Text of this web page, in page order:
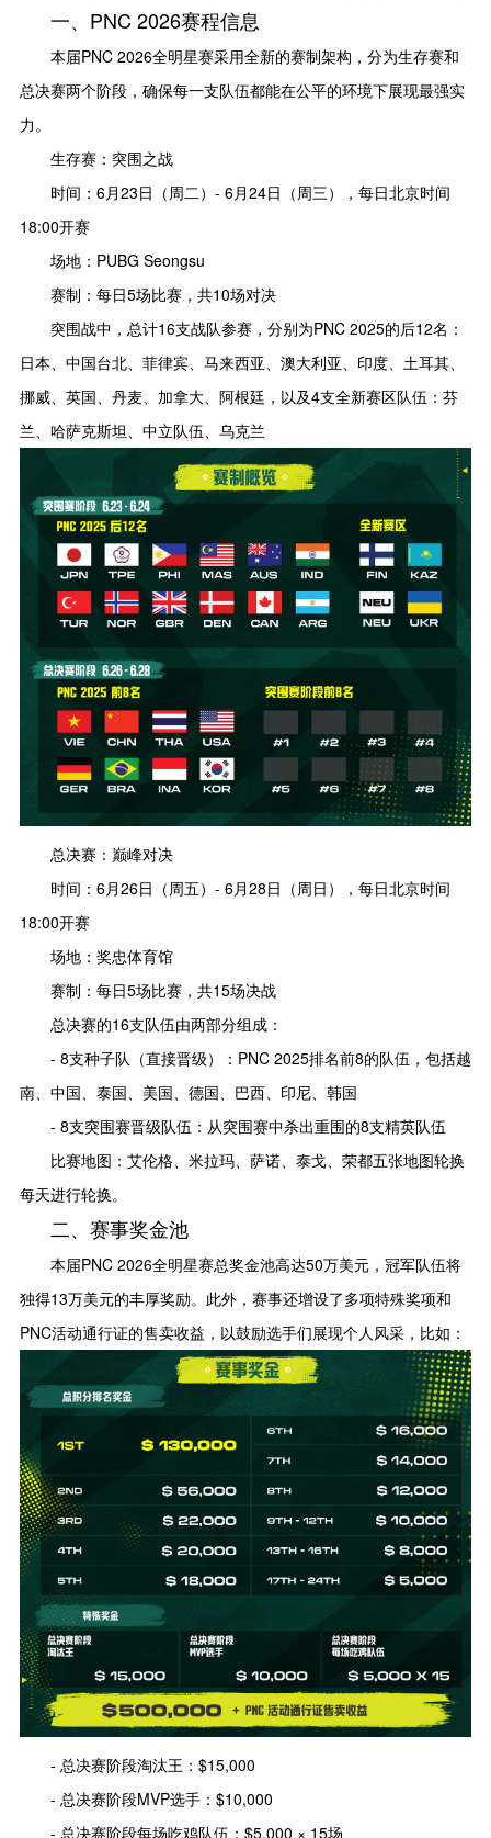
一、PNC 2026赛程信息
本届PNC 2026全明星赛采用全新的赛制架构，分为生存赛和
总决赛两个阶段，确保每一支队伍都能在公平的环境下展现最强实
力。
生存赛：突围之战
时间：6月23日（周二）- 6月24日（周三），每日北京时间
18:00开赛
场地：PUBG Seongsu
赛制：每日5场比赛，共10场对决
突围战中，总计16支战队参赛，分别为PNC 2025的后12名：
日本、中国台北、菲律宾、马来西亚、澳大利亚、印度、土耳其、
挪威、英国、丹麦、加拿大、阿根廷，以及4支全新赛区队伍：芬
兰、哈萨克斯坦、中立队伍、乌克兰
总决赛：巅峰对决
时间：6月26日（周五）- 6月28日（周日），每日北京时间
18:00开赛
场地：奖忠体育馆
赛制：每日5场比赛，共15场决战
总决赛的16支队伍由两部分组成：
- 8支种子队（直接晋级）：PNC 2025排名前8的队伍，包括越
南、中国、泰国、美国、德国、巴西、印尼、韩国
- 8支突围赛晋级队伍：从突围赛中杀出重围的8支精英队伍
比赛地图：艾伦格、米拉玛、萨诺、泰戈、荣都五张地图轮换
每天进行轮换。
二、赛事奖金池
本届PNC 2026全明星赛总奖金池高达50万美元，冠军队伍将
独得13万美元的丰厚奖励。此外，赛事还增设了多项特殊奖项和
PNC活动通行证的售卖收益，以鼓励选手们展现个人风采，比如：
- 总决赛阶段淘汰王：$15,000
- 总决赛阶段MVP选手：$10,000
- 总决赛阶段每场吃鸡队伍：$5,000 × 15场